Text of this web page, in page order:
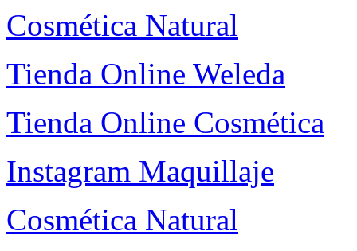
Cosmética Natural
Tienda Online Weleda
Tienda Online Cosmética
Instagram Maquillaje
Cosmética Natural